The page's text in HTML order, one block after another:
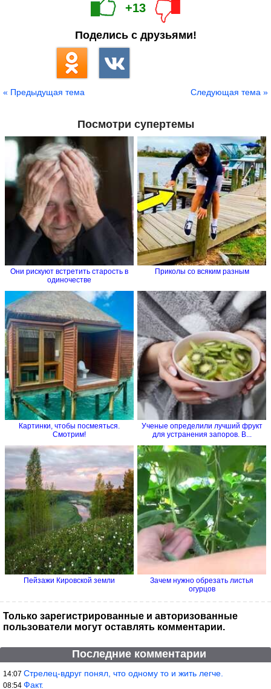
+13
Поделись с друзьями!
« Предыдущая тема Следующая тема »
Посмотри супертемы
Они рискуют встретить старость в
одиночестве
Приколы со всяким разным
Картинки, чтобы посмеяться.
Смотрим!
Ученые определили лучший фрукт
для устранения запоров. В...
Пейзажи Кировской земли
Зачем нужно обрезать листья
огурцов
Только зарегистрированные и авторизованные
пользователи могут оставлять комментарии.
Последние комментарии
14:07 Стрелец-вдруг понял, что одному то и жить легче.
08:54 Факт.